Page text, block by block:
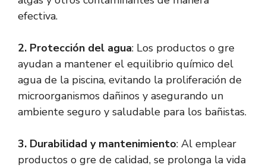
efectiva.
2. Protección del agua: Los productos o gre
ayudan a mantener el equilibrio químico del
agua de la piscina, evitando la proliferación de
microorganismos dañinos y asegurando un
ambiente seguro y saludable para los bañistas.
3. Durabilidad y mantenimiento: Al emplear
productos o gre de calidad, se prolonga la vida